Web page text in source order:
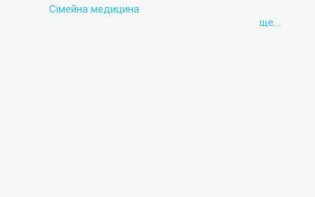
Сімейна медицина
ще...